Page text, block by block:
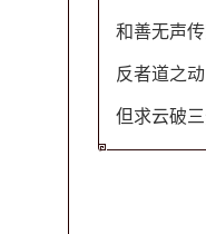
但求云破